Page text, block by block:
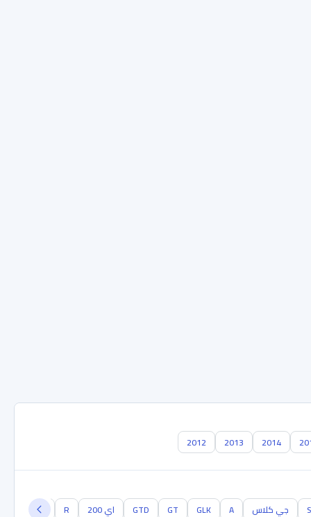
2014
2013
2012
جي كلاس A
GLK
GT
GTD اي 200 R
B